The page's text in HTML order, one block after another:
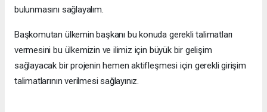
bulunmasını sağlayalım.
Başkomutan ülkemin başkanı bu konuda gerekli talimatları
vermesini bu ülkemizin ve ilimiz için büyük bir gelişim
sağlayacak bir projenin hemen aktifleşmesi için gerekli girişim
talimatlarının verilmesi sağlayınız.